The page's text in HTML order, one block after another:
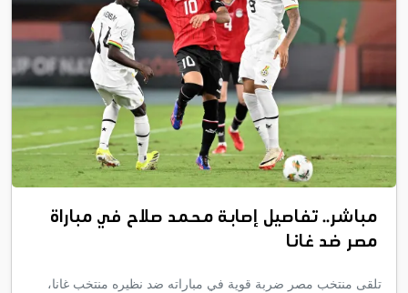
مباشر.. تفاصيل إصابة محمد صلاح في مباراة
مصر ضد غانا
تلقى منتخب مصر ضربة قوية في مباراته ضد نظيره منتخب غانا،